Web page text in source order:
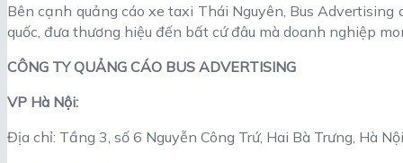
Bên cạnh quảng cáo xe taxi Thái Nguyên, Bus
quốc, đưa thương hiệu đến bất cứ đâu mà doanh nghiệp
CÔNG TY QUẢNG CÁO BUS ADVERTISING
VP Hà Nội:
Địa chỉ: Tầng 3, số 6 Nguyễn Công Trứ, Hai Bà Trưng, Hà Nội